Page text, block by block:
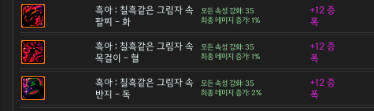
흑아 : 칠흑같은 그림자 속
팔찌 - 화
모든 속성 강화: 35
최종 데미지 증가: 1%
+12 증
폭
흑아 : 칠흑같은 그림자 속
목걸이 - 혈
모든 속성 강화: 35
최종 데미지 증가: 1%
+12 증
폭
흑아 : 칠흑같은 그림자 속
반지 - 독
모든 속성 강화: 35
최종 데미지 증가: 2%
+12 증
폭